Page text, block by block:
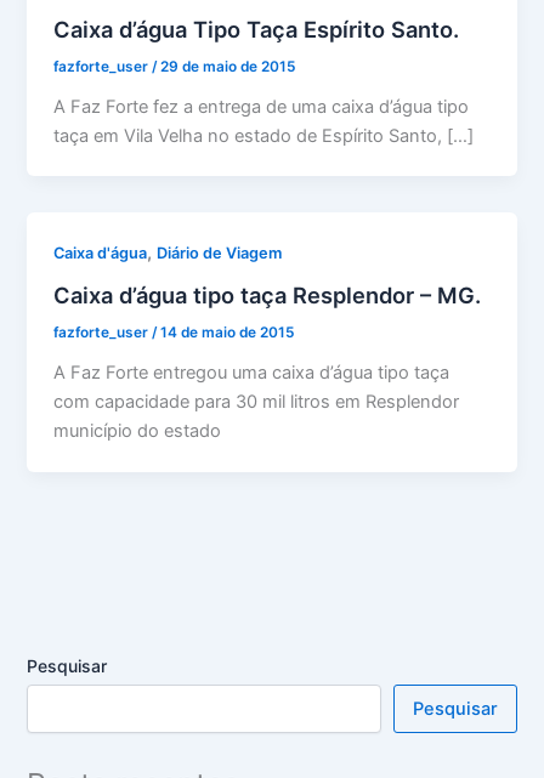
Caixa d’água Tipo Taça Espírito Santo.
fazforte_user /29 de maio de 2015
A Faz Forte fez a entrega de uma caixa d’água tipo
taça em Vila Velha no estado de Espírito Santo, […]
Caixa d'água, Diário de Viagem
Caixa d’água tipo taça Resplendor – MG.
fazforte_user/14 de maio de 2015
A Faz Forte entregou uma caixa d’água tipo taça
com capacidade para 30 mil litros em Resplendor
município do estado
Pesquisar
Pesquisar